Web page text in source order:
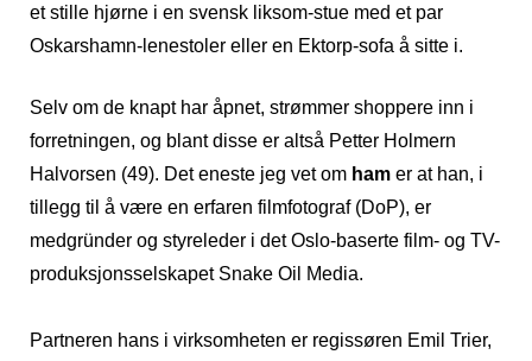
et stille hjørne i en svensk liksom-stue med et par
Oskarshamn-lenestoler eller en Ektorp-sofa å sitte i.
Selv om de knapt har åpnet, strømmer shoppere inn i
forretningen, og blant disse er altså Petter Holmern
Halvorsen (49). Det eneste jeg vet om ham er at han, i
tillegg til å være en erfaren filmfotograf (DoP), er
medgründer og styreleder i det Oslo-baserte film- og TV-
produksjonsselskapet Snake Oil Media.
Partneren hans i virksomheten er regissøren Emil Trier,